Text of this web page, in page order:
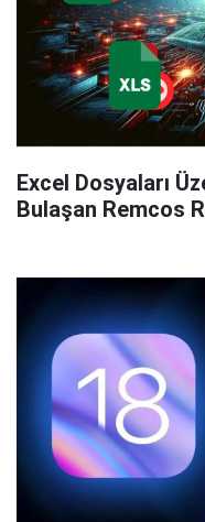
Excel Dosyaları
Bulaşan Remcos